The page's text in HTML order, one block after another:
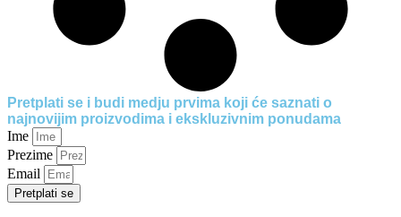
Pretplati se i budi medju prvima koji će saznati o
najnovijim proizvodima i ekskluzivnim ponudama
Ime
Prezime
Email
Pretplati se